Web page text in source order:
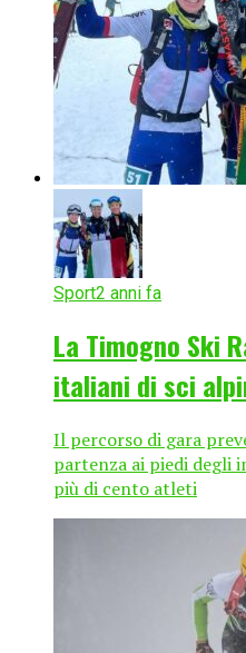
Sport2 anni fa
La Timogno Ski
italiani di sci
Il percorso di gara
partenza ai piedi degli
più di cento atleti